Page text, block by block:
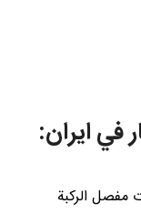
في ايران:
مفصل الركبة